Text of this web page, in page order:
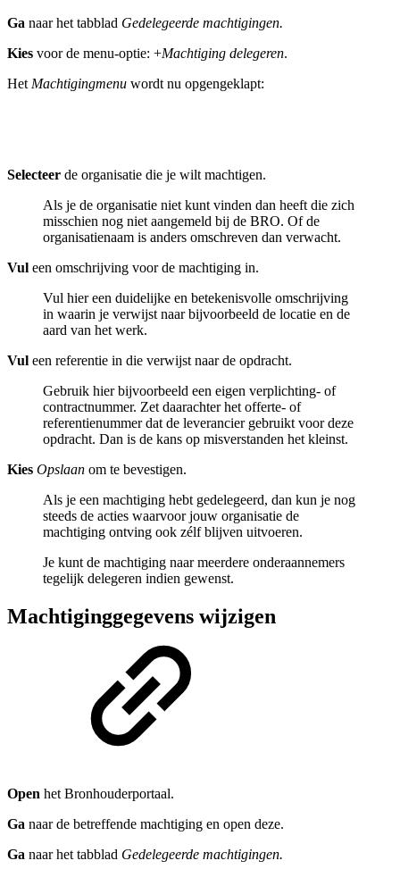
Ga naar het tabblad Gedelegeerde machtigingen.
Kies voor de menu-optie: +Machtiging delegeren.
Het Machtigingmenu wordt nu opgengeklapt:
Selecteer de organisatie die je wilt machtigen.
Als je de organisatie niet kunt vinden dan heeft die zich
misschien nog niet aangemeld bij de BRO. Of de
organisatienaam is anders omschreven dan verwacht.
Vul een omschrijving voor de machtiging in.
Vul hier een duidelijke en betekenisvolle omschrijving
in waarin je verwijst naar bijvoorbeeld de locatie en de
aard van het werk.
Vul een referentie in die verwijst naar de opdracht.
Gebruik hier bijvoorbeeld een eigen verplichting- of
contractnummer. Zet daarachter het offerte- of
referentienummer dat de leverancier gebruikt voor deze
opdracht. Dan is de kans op misverstanden het kleinst.
Kies Opslaan om te bevestigen.
Als je een machtiging hebt gedelegeerd, dan kun je nog
steeds de acties waarvoor jouw organisatie de
machtiging ontving ook zélf blijven uitvoeren.
Je kunt de machtiging naar meerdere onderaannemers
tegelijk delegeren indien gewenst.
Machtiginggegevens wijzigen
Open het Bronhouderportaal.
Ga naar de betreffende machtiging en open deze.
Ga naar het tabblad Gedelegeerde machtigingen.